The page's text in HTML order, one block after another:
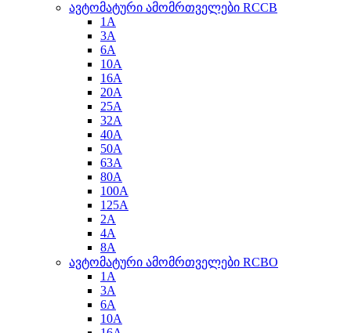
ავტომატური ამომრთველები RCCB
1A
3A
6A
10A
16A
20A
25A
32A
40A
50A
63A
80A
100A
125A
2A
4A
8A
ავტომატური ამომრთველები RCBO
1A
3A
6A
10A